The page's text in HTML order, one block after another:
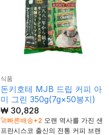
식품
돈키호테 MJB 드립 커피 아
미 그린 350g(7g×50봉지)
₩30,828
🚀빠른배송+2 오랜 역사를 가진 샌
프란시스코 출신의 전통 커피 브랜